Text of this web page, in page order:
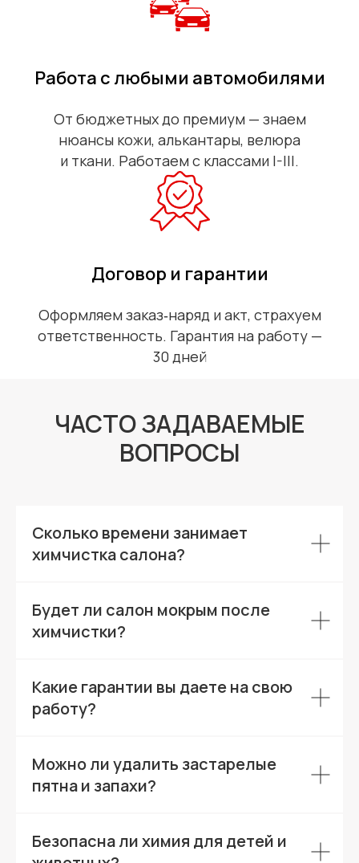
Работа с любыми автомобилями
От бюджетных до премиум — знаем
нюансы кожи, алькантары, велюра
и ткани. Работаем с классами I-III.
Договор и гарантии
Оформляем заказ‑наряд и акт, страхуем
ответственность. Гарантия на работу —
30 дней
ЧАСТО ЗАДАВАЕМЫЕ
ВОПРОСЫ
Сколько времени занимает
химчистка салона?
Будет ли салон мокрым после
химчистки?
Какие гарантии вы даете на свою
работу?
Можно ли удалить застарелые
пятна и запахи?
Безопасна ли химия для детей и